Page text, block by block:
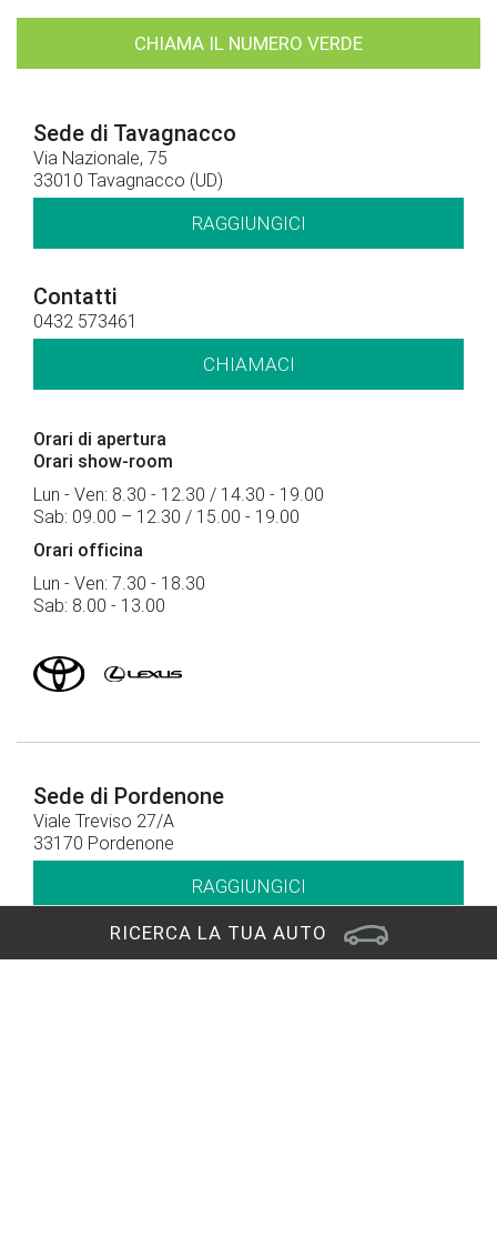
RICERCA LA TUA AUTO
CHIAMA IL NUMERO VERDE
Sede di Tavagnacco
Via Nazionale, 75
33010 Tavagnacco (UD)
RAGGIUNGICI
Contatti
0432 573461
CHIAMACI
Orari di apertura
Orari show-room
Lun - Ven: 8.30 - 12.30 / 14.30 - 19.00
Sab: 09.00 – 12.30 / 15.00 - 19.00
Orari officina
Lun - Ven: 7.30 - 18.30
Sab: 8.00 - 13.00
Sede di Pordenone
Viale Treviso 27/A
33170 Pordenone
RAGGIUNGICI
Contatti